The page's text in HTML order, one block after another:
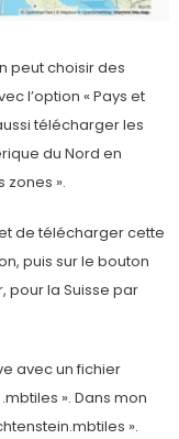
peut choisir des
l’option « Pays et
télécharger les
du Nord en
zones ».
de télécharger cette
puis sur le bouton
pour la Suisse par
avec un fichier
». Dans mon
».